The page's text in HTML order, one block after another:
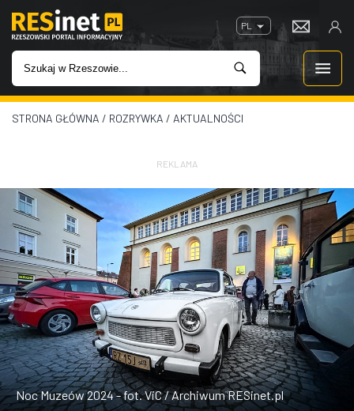
PL
WIADOMOŚCI
IMPREZY
ROZRYWKA
W KINACH
GASTRONOMIA
ZDJĘCIA
STRONA GŁÓWNA / ROZRYWKA / AKTUALNOŚCI
REKLAMA
Noc Muzeów 2024 - fot. ViC / Archiwum RESinet.pl